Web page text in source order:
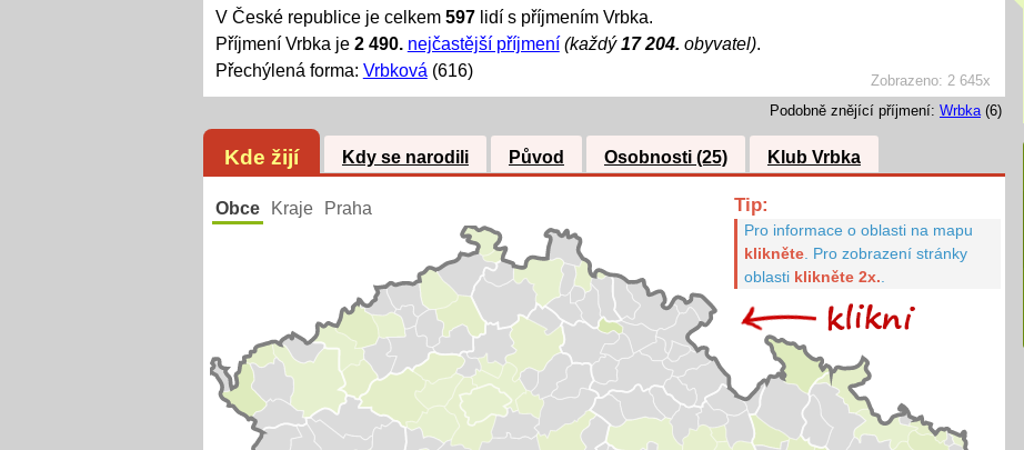
Zobrazeno:2 645x
V České republice je celkem 597lidí s příjmením Vrbka.
Příjmení Vrbka je 2 490. nejčastější příjmení (každý17 204. obyvatel).
Přechýlená forma: Vrbková (616)
Podobně znějící příjmení: Wrbka(6)
Kde žijí Kdy se narodili Původ Osobnosti (25) Klub Vrbka
Obce Kraje Praha Tip:
Pro informace o oblasti na mapu
klikněte. Pro zobrazení stránky
oblasti klikněte 2x.